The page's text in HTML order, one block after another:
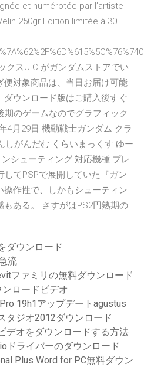
et numérotée par l’artiste
250gr Edition limitée à 30
クスU.C.がガンダムストアでい
便対象商品は、当日お届け可能
ウンロード版はご購入後すぐ
期のゲームなのでグラフィック
4月29日 機動戦士ガンダム クラ
しがんだむ くらいまっくす ゆー
シューティング 対応機種 プレ
てPSPで展開していた『ガン
操作性で、しかもシューティン
ある。 さすがはPS2円熟期の
ダウンロード
流
ファミリの無料ダウンロード
ロードビデオ
19h1アップデートagustus
タジオ2012ダウンロード
デオをダウンロードする方法
ドライバーのダウンロード
Plus Word for PC無料ダウン